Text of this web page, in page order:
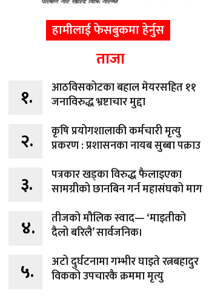
हामीलाई फेसबुकमा हेर्नुस
ताजा
१.
आठविसकोटका बहाल मेयरसहित ११
जनाविरुद्ध भ्रष्टाचार मुद्दा
२.
कृषि प्रयोगशालाकी कर्मचारी मृत्यु
प्रकरण : प्रशासनका नायब सुब्बा पक्राउ
३.
पत्रकार खड्का विरुद्ध फैलाइएका
सामग्रीको छानबिन गर्न महासंघको माग
४.
तीजको मौलिक स्वाद— ‘माइतीको
दैलो बरिलै’ सार्वजनिक।
५.
अटो दुर्घटनामा गम्भीर घाइते रत्नबहादुर
विकको उपचारकै क्रममा मृत्यु